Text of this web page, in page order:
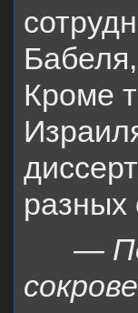
Кроме
разных
—